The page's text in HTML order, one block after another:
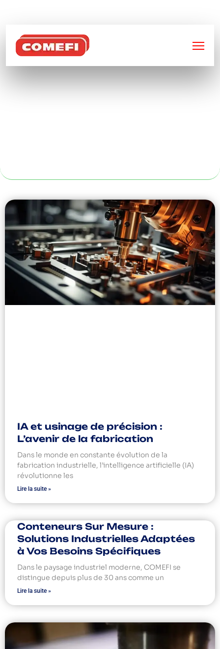
CAISSES
IA et usinage de précision :
L’avenir de la fabrication
Dans le monde en constante évolution de la
fabrication industrielle, l’intelligence artificielle (IA)
révolutionne les
Lire la suite »
Conteneurs Sur Mesure :
Solutions Industrielles Adaptées
à Vos Besoins Spécifiques
Dans le paysage industriel moderne, COMEFI se
distingue depuis plus de 30 ans comme un
Lire la suite »